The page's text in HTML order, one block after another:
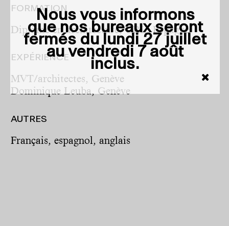
FORMATION
Diplôme en architecture, URL, Espagne
EXPÉRIENCE
MVT/architectes, Genève
Dominique Leuba, Genève
AUTRES
Français, espagnol, anglais
Nous vous informons
que nos bureaux seront
fermés dulundi 27 juillet
au vendredi 7 août
inclus.